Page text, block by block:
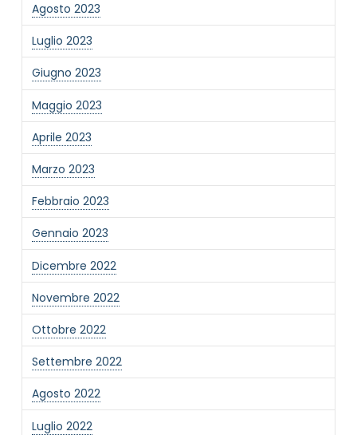
Agosto 2023
Luglio 2023
Giugno 2023
Maggio 2023
Aprile 2023
Marzo 2023
Febbraio 2023
Gennaio 2023
Dicembre 2022
Novembre 2022
Ottobre 2022
Settembre 2022
Agosto 2022
Luglio 2022